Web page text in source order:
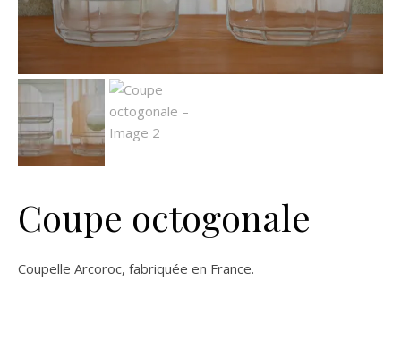
Coupe octogonale
Coupelle Arcoroc, fabriquée en France.